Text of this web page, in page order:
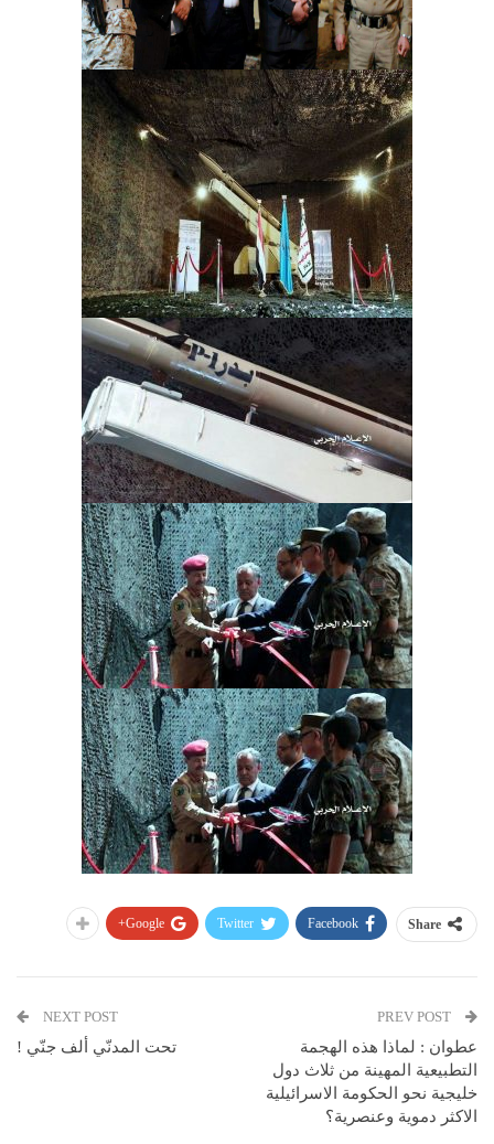
Share
Facebook
Twitter
Google+
عطوان : لماذا هذه الهجمة
التطبيعية المهينة من ثلاث دول
خليجية نحو الحكومة الاسرائيلية
الاكثر دموية وعنصرية؟
NEXT POST
تحت المدنّي ألف جنّي !